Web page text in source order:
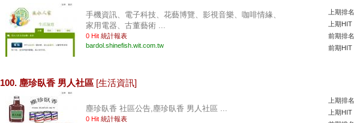
手機資訊、電子科技、花藝博覽、影視音樂、咖啡情緣、
家用電器、古董藝術 ...
0 Hit 統計報表
bardol.shinefish.wit.com.tw
上期排名
上期HIT
前期排名
前期HIT
100. 塵珍臥香 男人社區 [生活資訊]
塵珍臥香 社區公告,塵珍臥香 男人社區 ...
0 Hit 統計報表
上期排名
上期HIT